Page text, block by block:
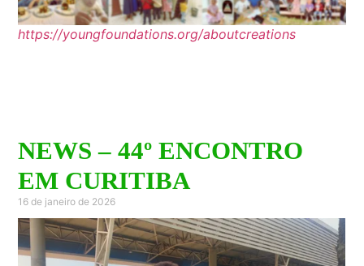
https://youngfoundations.org/aboutcreations
NEWS – 44º ENCONTRO
EM CURITIBA
16 de janeiro de 2026